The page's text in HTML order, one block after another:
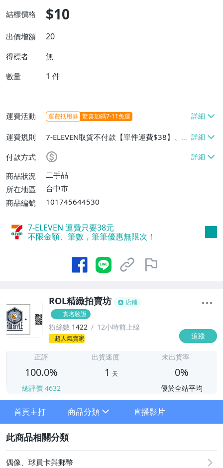
結標價格 $10
出價增額 20
得標者 無
數量 1 件
運費活動 運費抵用券 驚喜加碼7-11免運
運費規則
7-ELEVEN取貨不付款【單件運費$38】、郵
局掛號【單件運費$50、消費滿$5000免運
費】
付款方式
商品狀況
二手品
所在地區
台中市
商品編號
101745644530
7-ELEVEN 運費只要38元
不限金額、筆數，筆筆優惠無限次！
ROL精緻拍賣坊
店鋪
實名驗證
粉絲數 1422 12小時前上線
超人氣賣家 追蹤
正評
100.0%
總評價 4632
出貨速度
1 天
未出貨率
0%
優於全站平均
首頁主打 商品分類
NBA美國職籃球員卡
MLB美國職棒球員卡
直播影片
偶像、球員卡與郵幣